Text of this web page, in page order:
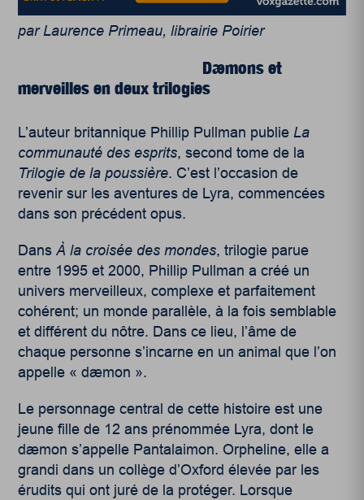
par Laurence Primeau, librairie Poirier
Dæmons et
merveilles en deux trilogies
L’auteur britannique Phillip Pullman publieLa
communauté des esprits, second tome de la
Trilogie de la poussière. C’est l’occasion de
revenir sur les aventures de Lyra, commencées
dans son précédent opus.
DansÀ la croisée des mondes, trilogie parue
entre 1995 et 2000, Phillip Pullman a créé un
univers merveilleux, complexe et parfaitement
cohérent; un monde parallèle, à la fois semblable
et différent du nôtre. Dans ce lieu, l’âme de
chaque personne s’incarne en un animal que l’on
appelle « dæmon ».
Le personnage central de cette histoire est une
jeune fille de 12 ans prénommée Lyra, dont le
dæmon s’appelle Pantalaimon. Orpheline, elle a
grandi dans un collège d’Oxford élevée par les
érudits qui ont juré de la protéger. Lorsque